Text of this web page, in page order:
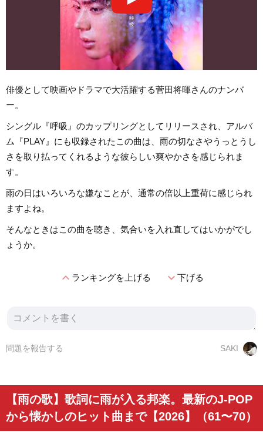
俳優として映画やドラマで大活躍する菅田将暉さんのナンバ
ー。
シングル『呼吸』のカップリングとしてリリースされ、アルバ
ム『PLAY』にも収録されたこの曲は、雨の切なさやうっとうし
さを取り払ってくれるような彼らしい爽やかさを感じられま
す。
雨の日はいろいろな嫌なことが、通常の倍以上重荷に感じられ
ますよね。
そんなときはこの曲を聴き、気合いを入れ直してはいかがでし
ょうか。
expand_lessランキングを上げる expand_more下げる
SAKI
問題を報告する
【雨の歌】歌詞に雨が入る邦楽。最新のJ-POP
から懐かしのヒット曲まで【2026】（61〜70）